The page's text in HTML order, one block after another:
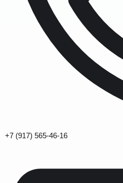
+7 (917) 565-46-16